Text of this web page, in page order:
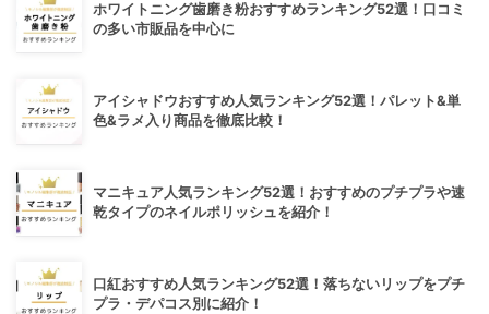
ホワイトニング歯磨き粉おすすめランキング52選！口コミ
の多い市販品を中心に
アイシャドウおすすめ人気ランキング52選！パレット&単
色&ラメ入り商品を徹底比較！
マニキュア人気ランキング52選！おすすめのプチプラや速
乾タイプのネイルポリッシュを紹介！
口紅おすすめ人気ランキング52選！落ちないリップをプチ
プラ・デパコス別に紹介！